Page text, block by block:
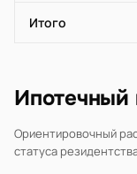
Итого
Ипотечный
Ориентировочный
статуса